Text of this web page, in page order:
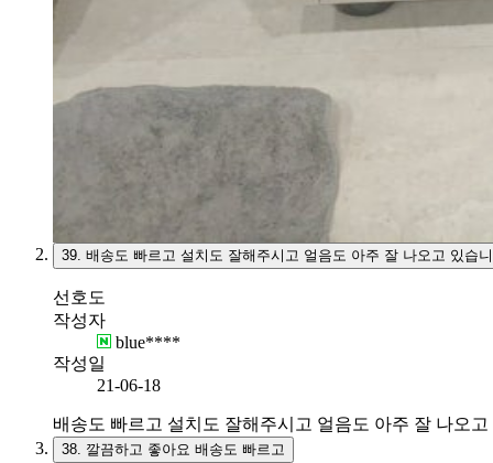
39. 배송도 빠르고 설치도 잘해주시고 얼음도 아주 잘 나오고 있습
선호도
작성자
blue****
작성일
21-06-18
배송도 빠르고 설치도 잘해주시고 얼음도 아주 잘 나오
38. 깔끔하고 좋아요 배송도 빠르고